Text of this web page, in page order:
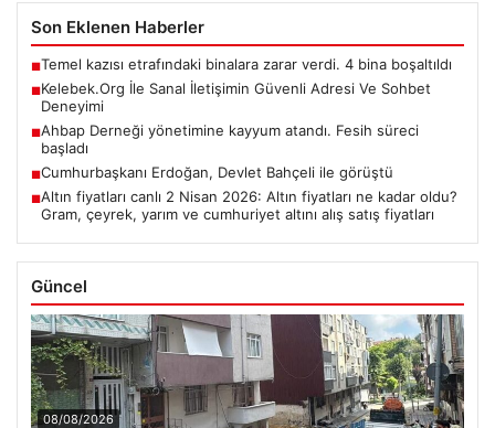
Son Eklenen Haberler
■Temel kazısı etrafındaki binalara zarar verdi. 4 bina boşaltıldı
■Kelebek.Org İle Sanal İletişimin Güvenli Adresi Ve Sohbet
Deneyimi
■Ahbap Derneği yönetimine kayyum atandı. Fesih süreci
başladı
■Cumhurbaşkanı Erdoğan, Devlet Bahçeli ile görüştü
■Altın fiyatları canlı 2 Nisan 2026: Altın fiyatları ne kadar oldu?
Gram, çeyrek, yarım ve cumhuriyet altını alış satış fiyatları
Güncel
08/08/2026